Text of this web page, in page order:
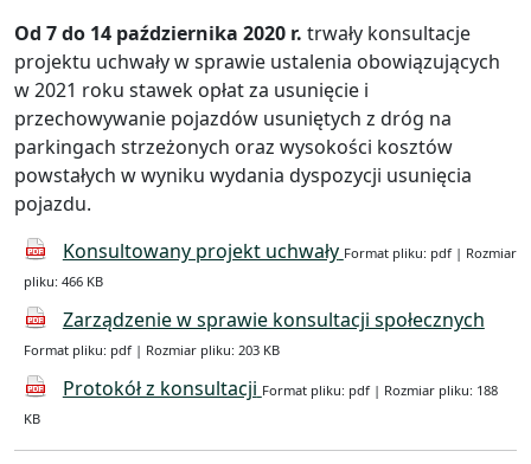
Od 7 do 14 października 2020 r. trwały konsultacje
projektu uchwały w sprawie ustalenia obowiązujących
w 2021 roku stawek opłat za usunięcie i
przechowywanie pojazdów usuniętych z dróg na
parkingach strzeżonych oraz wysokości kosztów
powstałych w wyniku wydania dyspozycji usunięcia
pojazdu.
Konsultowany projekt uchwały Format pliku: pdf | Rozmiar
pliku: 466 KB
Zarządzenie w sprawie konsultacji społecznych
Format pliku: pdf | Rozmiar pliku: 203 KB
Protokół z konsultacji Format pliku: pdf | Rozmiar pliku: 188
KB